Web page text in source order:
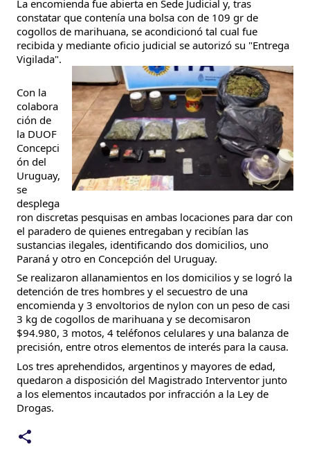
La encomienda fue abierta en Sede Judicial y, tras
constatar que contenía una bolsa con de 109 gr de
cogollos de marihuana, se acondicionó tal cual fue
recibida y mediante oficio judicial se autorizó su "Entrega
Vigilada".
Con la
colabora
ción de
la DUOF
Concepci
ón del
Uruguay,
se
desplega
ron discretas pesquisas en ambas locaciones para dar con
el paradero de quienes entregaban y recibían las
sustancias ilegales, identificando dos domicilios, uno
Paraná y otro en Concepción del Uruguay.
Se realizaron allanamientos en los domicilios y se logró la
detención de tres hombres y el secuestro de una
encomienda y 3 envoltorios de nylon con un peso de casi
3 kg de cogollos de marihuana y se decomisaron
$94.980, 3 motos, 4 teléfonos celulares y una balanza de
precisión, entre otros elementos de interés para la causa.
Los tres aprehendidos, argentinos y mayores de edad,
quedaron a disposición del Magistrado Interventor junto
a los elementos incautados por infracción a la Ley de
Drogas.